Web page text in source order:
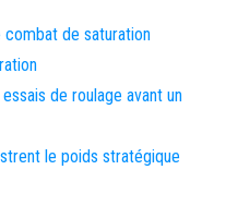
combat de saturation
de roulage avant un
le poids stratégique